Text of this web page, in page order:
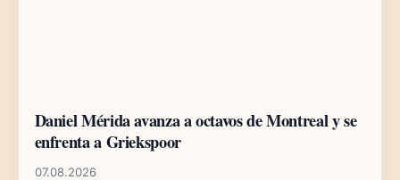
Daniel Mérida avanza a octavos de Montreal y se
enfrenta a Griekspoor
07.08.2026